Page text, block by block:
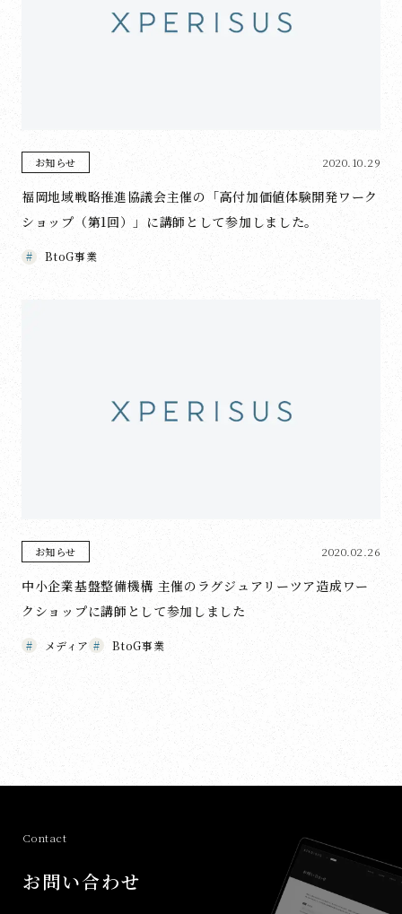
お知らせ 2020.10.29
福岡地域戦略推進協議会主催の「高付加価値体験開発ワーク
ショップ（第1回）」に講師として参加しました。
BtoG事業
お知らせ 2020.02.26
中小企業基盤整備機構 主催のラグジュアリーツア造成ワー
クショップに講師として参加しました
メディア BtoG事業
Contact
お問い合わせ